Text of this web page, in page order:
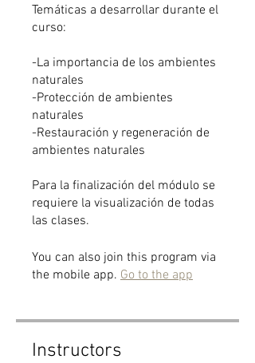
Temáticas a desarrollar durante el
curso:
-La importancia de los ambientes
naturales
-Protección de ambientes
naturales
-Restauración y regeneración de
ambientes naturales
Para la finalización del módulo se
requiere la visualización de todas
You can also join this program via
the mobile app. Go to the app
Instructors